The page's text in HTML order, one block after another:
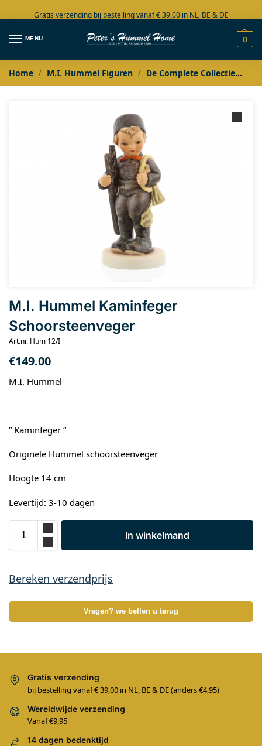
Gratis verzending bij bestelling vanaf € 39,00 in NL, BE & DE
Grote collectie in voorraad
MENU 0
Home / M.I. Hummel Figuren / De Complete Collectie
M.I. Hummel Kaminfeger
Schoorsteenveger
Art.nr. Hum 12/I
€149.00
M.I. Hummel
” Kaminfeger ”
Originele Hummel schoorsteenveger
Hoogte 14 cm
Levertijd: 3-10 dagen
In winkelmand
Bereken verzendprijs
Vragen? we bellen u terug
Gratis verzending
bij bestelling vanaf € 39,00 in NL, BE & DE (anders €4,95)
Wereldwijde verzending
Vanaf €9,95
14 dagen bedenktijd